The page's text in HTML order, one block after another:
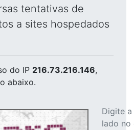
tentativas de
a sites hospedados
do IP 216.73.216.146,
abaixo.
Digite
lado no